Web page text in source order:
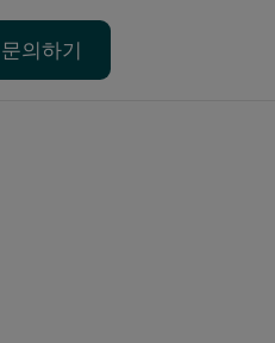
문의하기
문의하기